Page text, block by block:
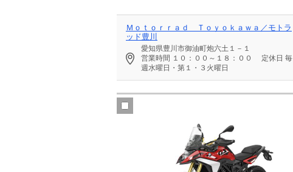
Ｍｏｔｏｒｒａｄ Ｔｏｙｏｋａｗａ／モトラ
ッド豊川
愛知県豊川市御油町炮六土１－１
営業時間 １０：００～１８：００ 定休日 毎
週水曜日・第１・３火曜日